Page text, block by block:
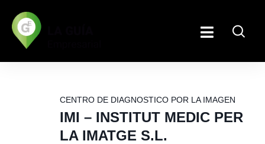
CENTRO DE DIAGNOSTICO POR LA IMAGEN
IMI – INSTITUT MEDIC PER
LA IMATGE S.L.